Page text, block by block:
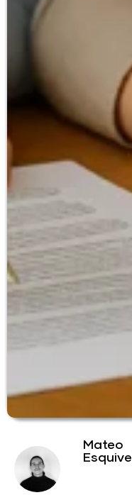
Mateo
Esquivel